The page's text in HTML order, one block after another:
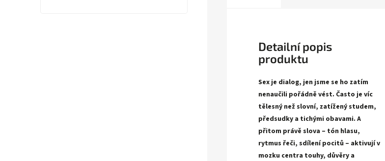
Detailní popis
produktu
Sex je dialog, jen jsme se ho zatím
nenaučili pořádně vést. Často je víc
tělesný než slovní, zatížený studem,
předsudky a tichými obavami. A
přitom právě slova – tón hlasu,
rytmus řeči, sdílení pocitů – aktivují v
mozku centra touhy, důvěry a